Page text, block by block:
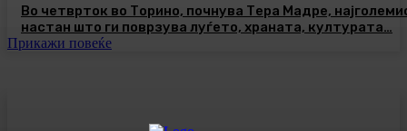
Во четврток во Торино, почнува Тера Мадре,
настан што ги поврзува луѓето, храната, културата…
Прикажи повеќе